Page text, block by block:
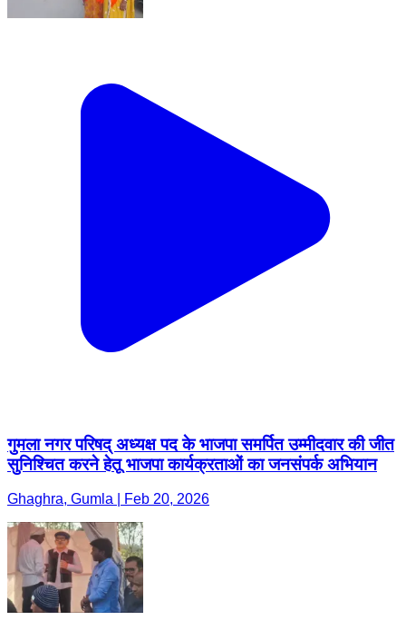
गुमला नगर परिषद् अध्यक्ष पद के भाजपा समर्पित उम्मीदवार की जीत
सुनिश्चित करने हेतू भाजपा कार्यक्रताओं का जनसंपर्क अभियान
Ghaghra, Gumla | Feb 20, 2026